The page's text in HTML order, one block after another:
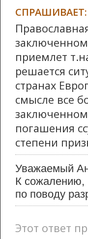
СПРАШИВАЕТ:
приемлет
решается
странах
смысле все
погашения
степени
Уважаемый
К
по поводу
Этот ответ